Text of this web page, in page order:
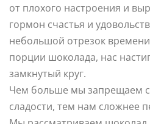
от плохого настроения и
гормон счастья и
небольшой отрезок
порции шоколада, нас
замкнутый круг.
Чем больше мы запрещаем
сладости, тем нам сложнее